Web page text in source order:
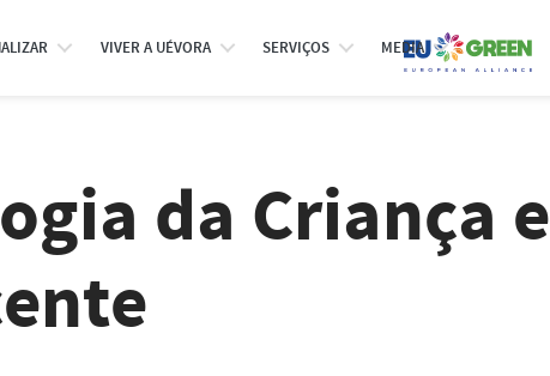
VIVER A UÉVORA SERVIÇOS MEDIA
da Criança e